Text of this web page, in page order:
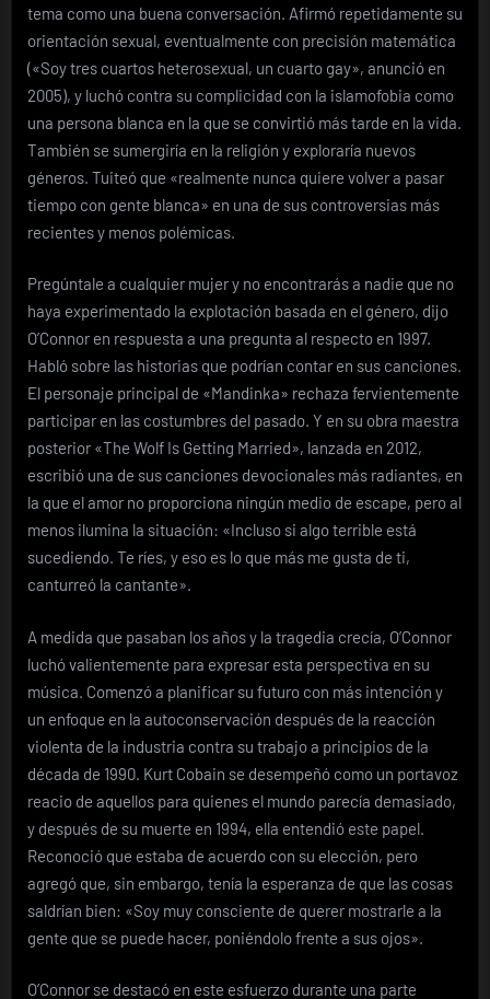
tema como una buena conversación. Afirmó repetidamente su
orientación sexual, eventualmente con precisión matemática
(«Soy tres cuartos heterosexual, un cuarto gay», anunció en
2005), y luchó contra su complicidad con la islamofobia como
una persona blanca en la que se convirtió más tarde en la vida.
También se sumergiría en la religión y exploraría nuevos
géneros. Tuiteó que «realmente nunca quiere volver a pasar
tiempo con gente blanca» en una de sus controversias más
recientes y menos polémicas.
Pregúntale a cualquier mujer y no encontrarás a nadie que no
haya experimentado la explotación basada en el género, dijo
O’Connor en respuesta a una pregunta al respecto en 1997.
Habló sobre las historias que podrían contar en sus canciones.
El personaje principal de «Mandinka» rechaza fervientemente
participar en las costumbres del pasado. Y en su obra maestra
posterior «The Wolf Is Getting Married», lanzada en 2012,
escribió una de sus canciones devocionales más radiantes, en
la que el amor no proporciona ningún medio de escape, pero al
menos ilumina la situación: «Incluso si algo terrible está
sucediendo. Te ríes, y eso es lo que más me gusta de ti,
canturreó la cantante».
A medida que pasaban los años y la tragedia crecía, O’Connor
luchó valientemente para expresar esta perspectiva en su
música. Comenzó a planificar su futuro con más intención y
un enfoque en la autoconservación después de la reacción
violenta de la industria contra su trabajo a principios de la
década de 1990. Kurt Cobain se desempeñó como un portavoz
reacio de aquellos para quienes el mundo parecía demasiado,
y después de su muerte en 1994, ella entendió este papel.
Reconoció que estaba de acuerdo con su elección, pero
agregó que, sin embargo, tenía la esperanza de que las cosas
saldrían bien: «Soy muy consciente de querer mostrarle a la
gente que se puede hacer, poniéndolo frente a sus ojos».
O’Connor se destacó en este esfuerzo durante una parte